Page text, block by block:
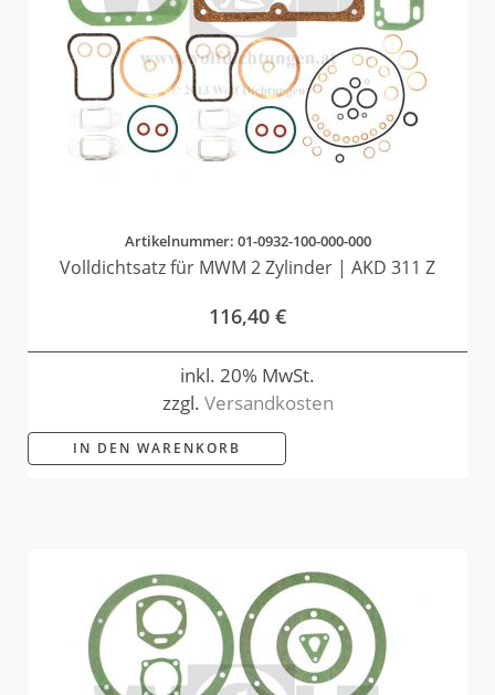
Artikelnummer: 01-0932-100-000-000
Volldichtsatz für MWM 2 Zylinder | AKD 311 Z
116,40 €
inkl. 20% MwSt.
zzgl. Versandkosten
IN DEN WARENKORB